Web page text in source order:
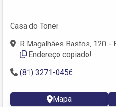
Casa do Toner
R Magalhães Bastos, 120 -
Endereço copiado!
(81) 3271-0456
Mapa